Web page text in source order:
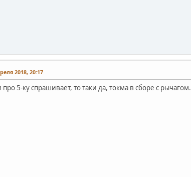
2018, 20:17
про 5-ку спрашивает, то таки да, токма в сборе с рычагом.